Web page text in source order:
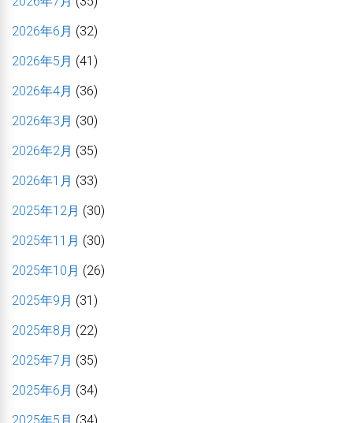
2026年6月 (32)
2026年5月 (41)
2026年4月 (36)
2026年3月 (30)
2026年2月 (35)
2026年1月 (33)
2025年12月 (30)
2025年11月 (30)
2025年10月 (26)
2025年9月 (31)
2025年8月 (22)
2025年7月 (35)
2025年6月 (34)